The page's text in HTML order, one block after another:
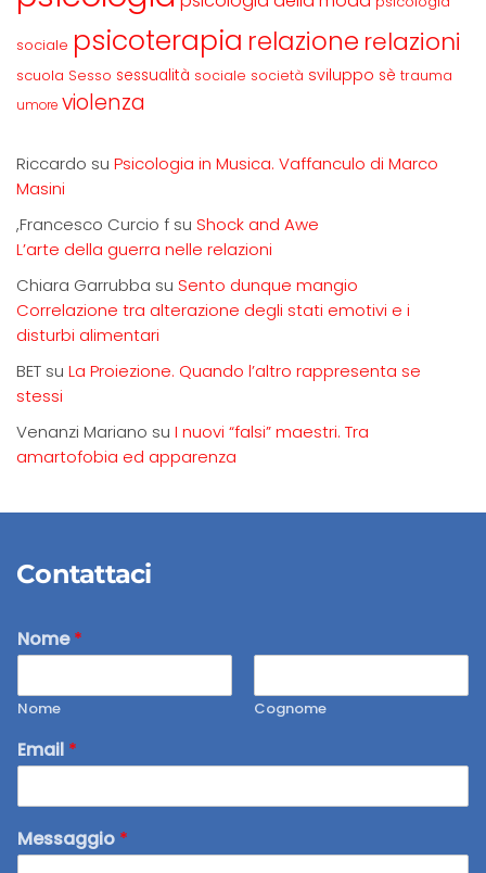
sociale psicoterapia relazione relazioni
scuola Sesso sessualità sociale società sviluppo sè trauma
umore violenza
Riccardo su Psicologia in Musica. Vaffanculo di Marco
Masini
,Francesco Curcio f su Shock and Awe
L’arte della guerra nelle relazioni
Chiara Garrubba su Sento dunque mangio
Correlazione tra alterazione degli stati emotivi e i
disturbi alimentari
BET su La Proiezione. Quando l’altro rappresenta se
stessi
Venanzi Mariano su I nuovi “falsi” maestri. Tra
amartofobia ed apparenza
Contattaci
Nome*
Nome Cognome
Email *
Messaggio *